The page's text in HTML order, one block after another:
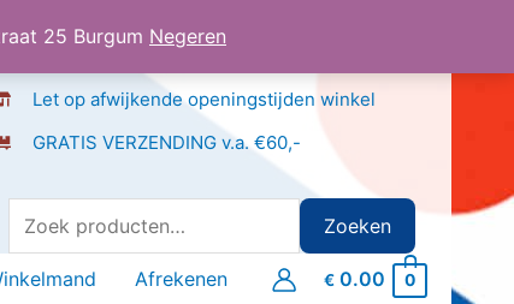
25 Burgum Negeren
Let op afwijkende openingstijden winkel
GRATIS VERZENDING v.a. €60,-
Zoeken
Zoeken
Afrekenen € 0.00 0